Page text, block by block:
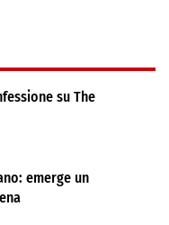
su The
emerge un